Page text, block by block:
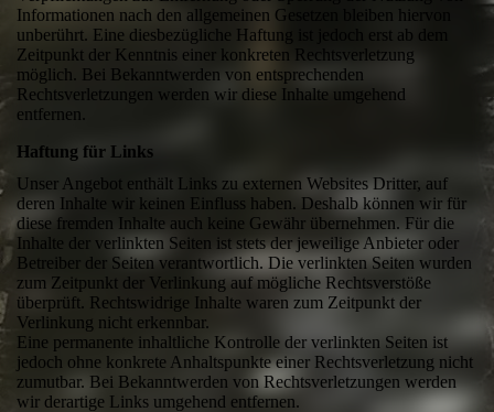
Informationen nach den allgemeinen Gesetzen bleiben hiervon
unberührt. Eine diesbezügliche Haftung ist jedoch erst ab dem
Zeitpunkt der Kenntnis einer konkreten Rechtsverletzung
möglich. Bei Bekanntwerden von entsprechenden
Rechtsverletzungen werden wir diese Inhalte umgehend
entfernen.
Haftung für Links
Unser Angebot enthält Links zu externen Websites Dritter, auf
deren Inhalte wir keinen Einfluss haben. Deshalb können wir für
diese fremden Inhalte auch keine Gewähr übernehmen. Für die
Inhalte der verlinkten Seiten ist stets der jeweilige Anbieter oder
Betreiber der Seiten verantwortlich. Die verlinkten Seiten wurden
zum Zeitpunkt der Verlinkung auf mögliche Rechtsverstöße
überprüft. Rechtswidrige Inhalte waren zum Zeitpunkt der
Verlinkung nicht erkennbar.
Eine permanente inhaltliche Kontrolle der verlinkten Seiten ist
jedoch ohne konkrete Anhaltspunkte einer Rechtsverletzung nicht
zumutbar. Bei Bekanntwerden von Rechtsverletzungen werden
wir derartige Links umgehend entfernen.